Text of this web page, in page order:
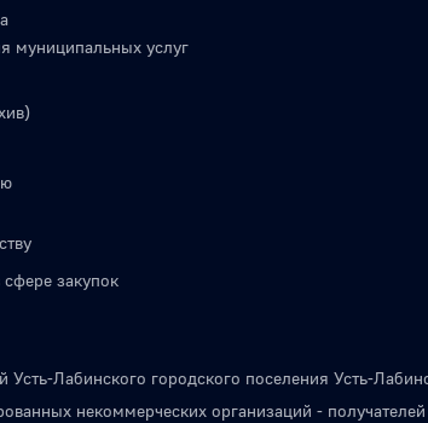
муниципальных услуг
закупок
Усть-Лабинского городского поселения Усть-
некоммерческих организаций -